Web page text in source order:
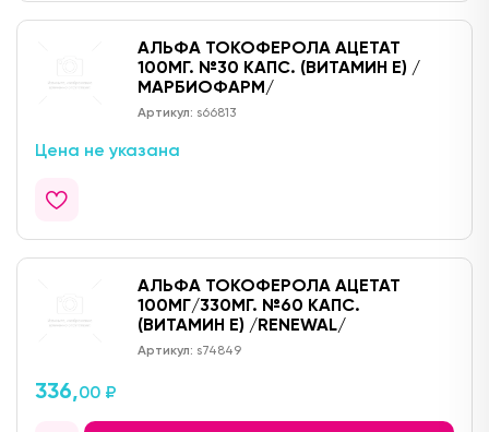
АЛЬФА ТОКОФЕРОЛА АЦЕТАТ
100МГ. №30 КАПС. (ВИТАМИН Е) /
МАРБИОФАРМ/
Артикул: s66813
Цена не указана
АЛЬФА ТОКОФЕРОЛА АЦЕТАТ
100МГ/330МГ. №60 КАПС.
(ВИТАМИН Е) /RENEWAL/
Артикул: s74849
336,00 ₽